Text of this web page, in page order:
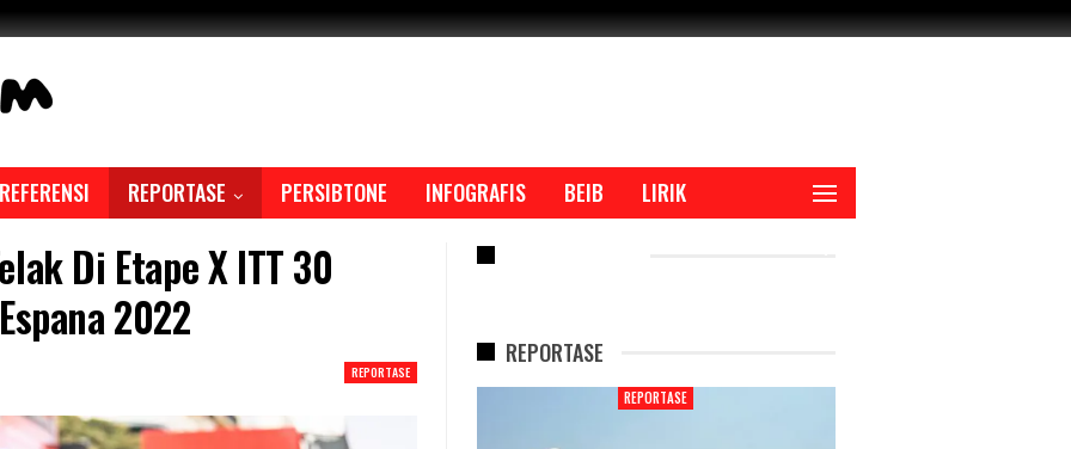
REFERENSI REPORTASE PERSIBTONE INFOGRAFIS BEIB LIRIK
Di Etape X ITT 30
2022
REPORTASE
REPORTASE
REPORTASE